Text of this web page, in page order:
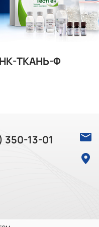
…+8 °C до 5 суток
/ оттаивание
до 5 раз
ТКАНЬ-Ф
350-13-01